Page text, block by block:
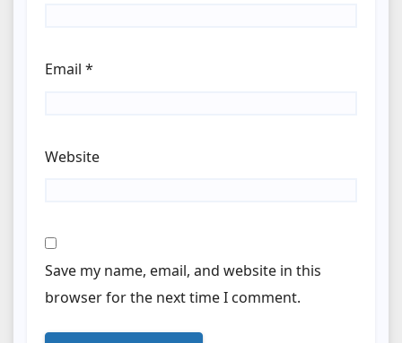
Email *
Website
Save my name, email, and website in this
browser for the next time I comment.